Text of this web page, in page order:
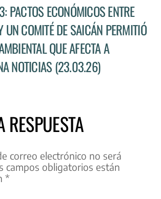
PACTOS ECONÓMICOS ENTRE
UN COMITÉ DE SAICÁN PERMITIÓ
QUE AFECTA A
NOTICIAS (23.03.26)
RESPUESTA
correo electrónico no será
campos obligatorios están
*